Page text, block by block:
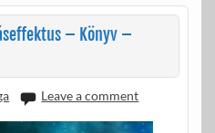
– Könyv –
Leave a comment